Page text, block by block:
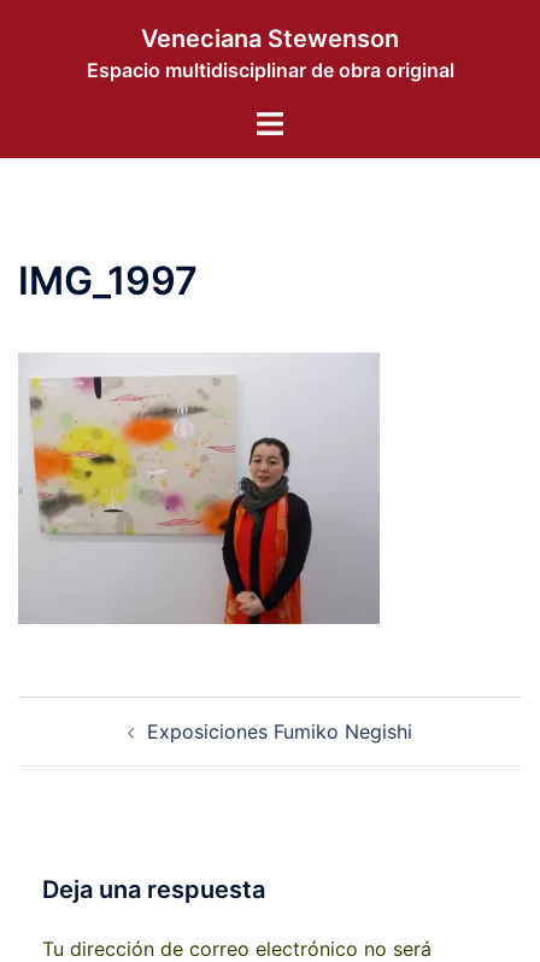
contenido
Veneciana Stewenson
Espacio multidisciplinar de obra original
Alternar
IMG_1997
Exposiciones Fumiko Negishi
Deja una respuesta
Tu dirección de correo electrónico no será